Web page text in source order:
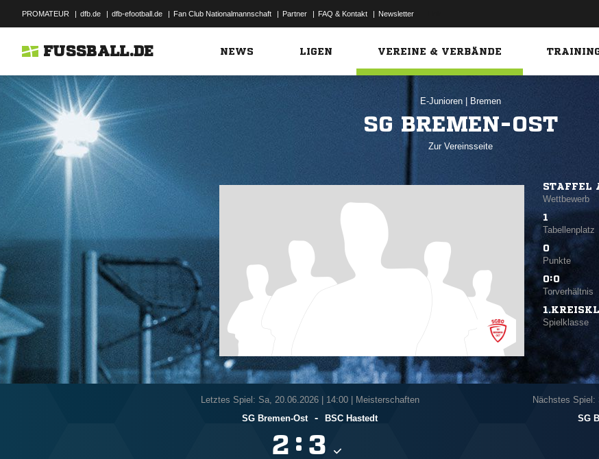
PROMATEUR | dfb.de | dfb-efootball.de | Fan Club Nationalmannschaft | Partner | FAQ & Kontakt | Newsletter
FUSSBALL.DE NEWS LIGEN VEREINE & VERBÄNDE
E-Junioren Bremen
SG BREMEN-OST
Zur Vereinsseite
STAFFEL
Wettbewerb
1
Tabellenplatz
0
Punkte
0:0
Torverhältnis
Spielklasse
Letztes Spiel: Sa, 20.06.2026| 14:00 | Meisterschaften
SG Bremen-Ost
- BSC Hastedt
 : 
Nächstes Spiel:
SG